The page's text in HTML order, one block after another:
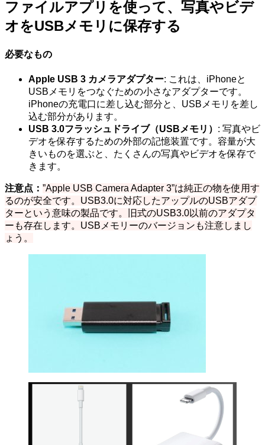
ファイルアプリを使って、写真やビデ
オをUSBメモリに保存する
必要なもの
Apple USB 3 カメラアダプター: これは、iPhoneと
USBメモリをつなぐための小さなアダプターです。
iPhoneの充電口に差し込む部分と、USBメモリを差し
込む部分があります。
USB 3.0フラッシュドライブ（USBメモリ） : 写真やビ
デオを保存するための外部の記憶装置です。容量が大
きいものを選ぶと、たくさんの写真やビデオを保存で
きます。
注意点： ”Apple USB Camera Adapter 3”は純正の物を使用す
るのが安全です。USB3.0に対応したアップルのUSBアダプ
ターという意味の製品です。旧式のUSB3.0以前のアダプタ
ーも存在します。USBメモリーのバージョンも注意しまし
ょう。